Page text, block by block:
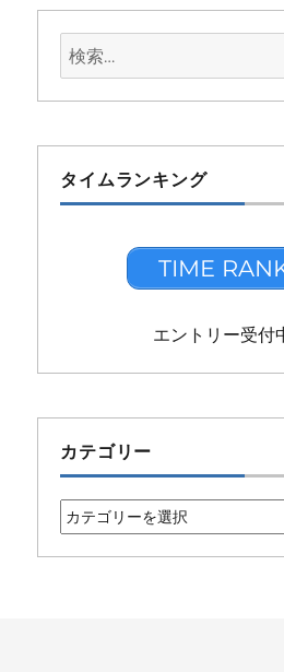
検
索:
タイムランキング
TIME
エントリー受付
カテゴリー
カ
テ
ゴ